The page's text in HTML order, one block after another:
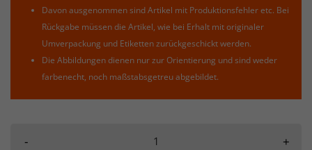
Davon ausgenommen sind Artikel mit Produktionsfehler etc. Bei
Rückgabe müssen die Artikel, wie bei Erhalt mit originaler
Umverpackung und Etiketten zurückgeschickt werden.
Die Abbildungen dienen nur zur Orientierung und sind weder
farbenecht, noch maßstabsgetreu abgebildet.
- +